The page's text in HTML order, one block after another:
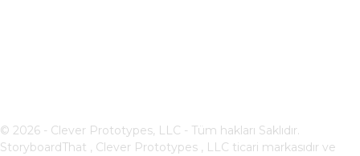
© 2026 - Clever Prototypes, LLC - Tüm hakları Saklıdır.
StoryboardThat , Clever Prototypes , LLC ticari markasıdır ve